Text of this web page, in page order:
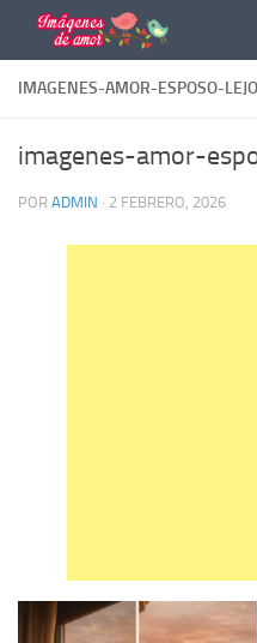
Saltar al contenido
IMAGENES-AMOR-ESPOSO-
imagenes-amor-
POR ADMIN · 2 FEBRERO, 2026